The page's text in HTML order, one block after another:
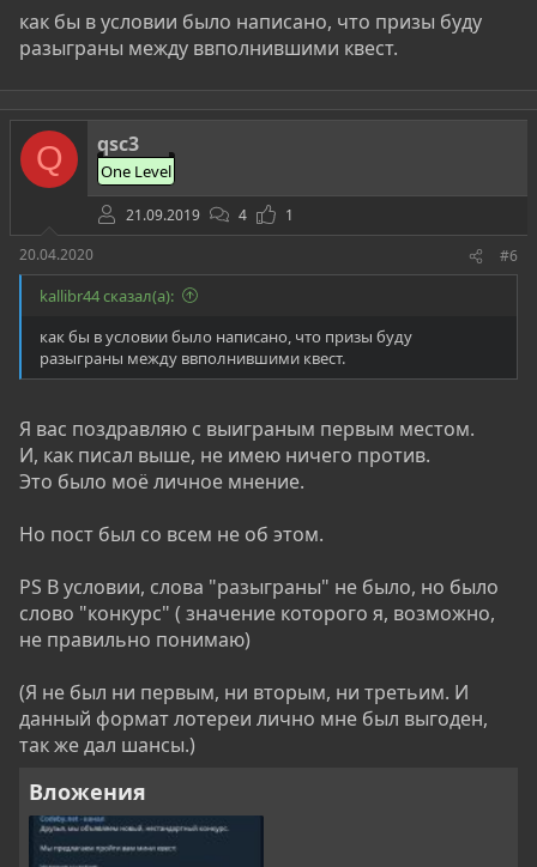
Самое примечательное, что я забыл про гугл-форму для
заполнения результатов (результата же у меня не было). И
так как я пока не готов был писать ответ - пошел искать
Ещё несколько дней я пытался найти зашифровонное
послание в картинке, предполагая, что КОТИК - это пароль
)))
Когда же открыл форму - понял, что изза невнимательности
потратил лишнее время )
PS организатору виднее, как, и что делать, но думаю, что
справедливее было раздать призы первым трём (в том
уточнить, что дело не в скорости, а в удаче )
как бы в условии было написано, что призы буду
разыграны между ввполнившими квест.
Q qsc3
One Level
21.09.2019 4
1
20.04.2020
#6
kallibr44 сказал(а):
как бы в условии было написано, что призы буду
разыграны между ввполнившими квест.
Я вас поздравляю с выиграным первым местом.
И, как писал выше, не имею ничего против.
Это было моё личное мнение.
Но пост был со всем не об этом.
PS В условии, слова "разыграны" не было, но было
слово "конкурс" ( значение которого я, возможно,
не правильно понимаю)
(Я не был ни первым, ни вторым, ни третьим. И
данный формат лотереи лично мне был выгоден,
так же дал шансы.)
Вложения